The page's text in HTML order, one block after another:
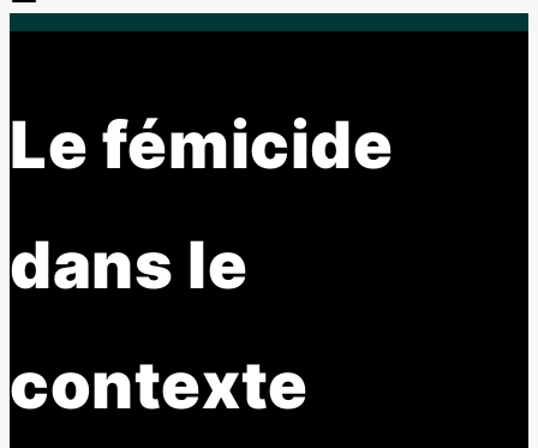
Le fémicide
dans le
contexte